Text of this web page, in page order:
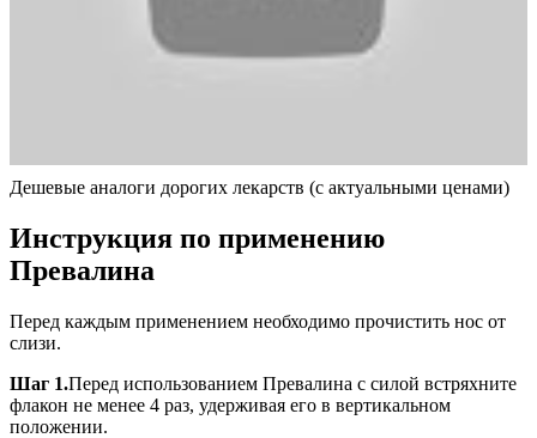
Дешевые аналоги дорогих лекарств (с актуальными ценами)
Инструкция по применению
Превалина
Перед каждым применением необходимо прочистить нос от
слизи.
Шаг 1.Перед использованием Превалина с силой встряхните
флакон не менее 4 раз, удерживая его в вертикальном
положении.